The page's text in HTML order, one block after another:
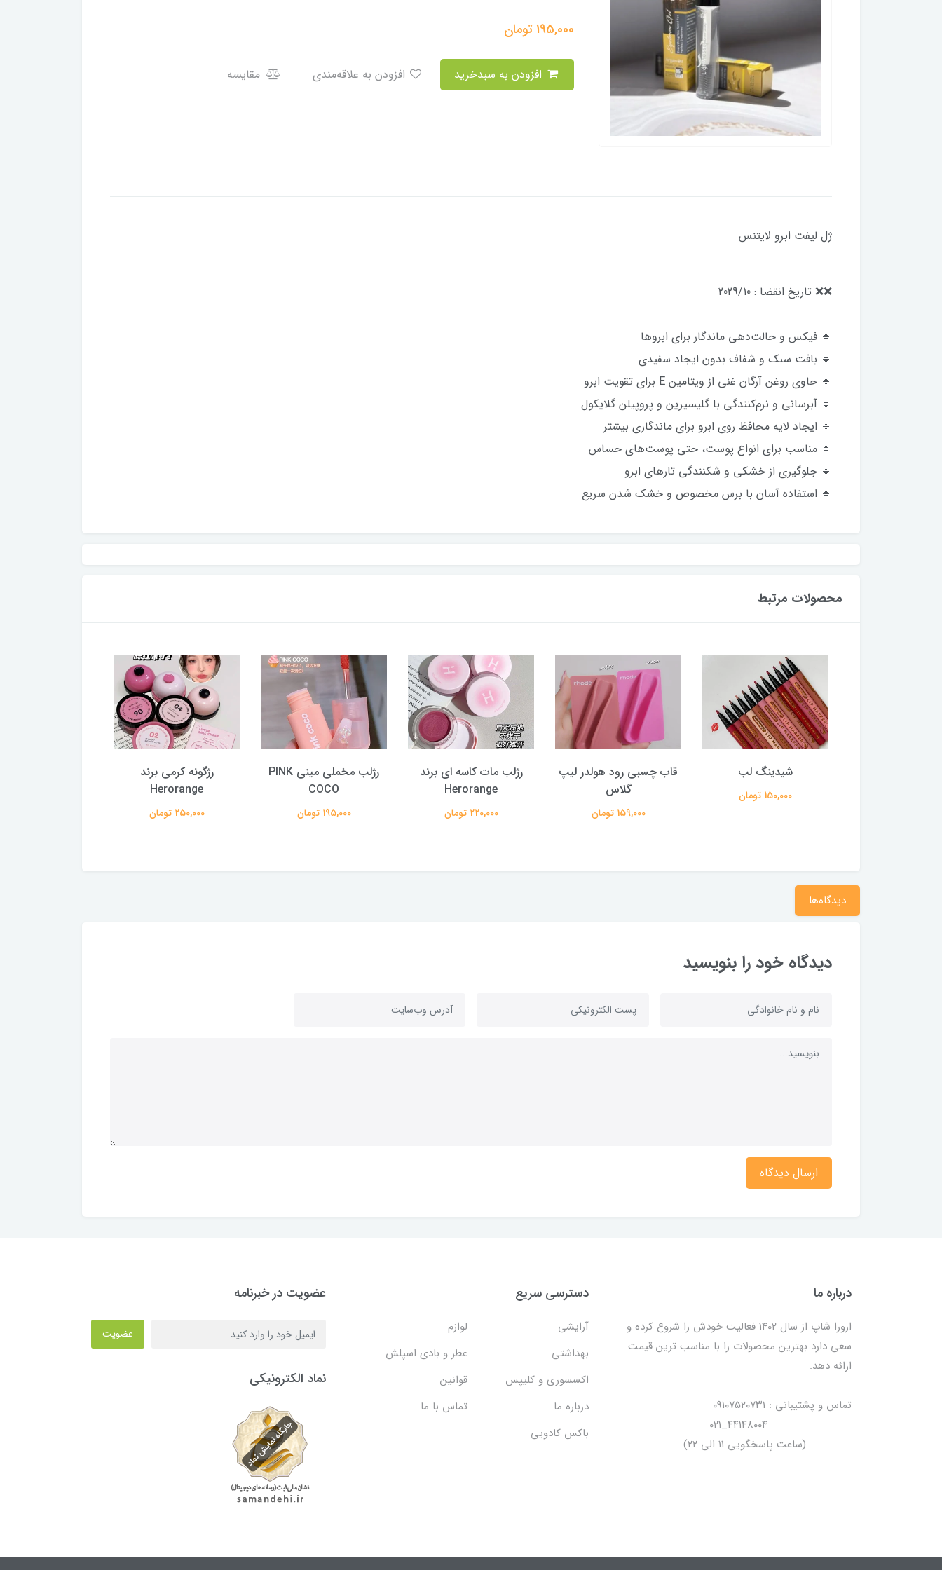
195,000تومان
مقایسه
ژل لیفت ابرو لایتنس
❌️❌️ تاریخ انقضا : 2029/10
🔹 فیکس و حالت‌دهی ماندگار برای ابروها
🔹 بافت سبک و شفاف بدون ایجاد سفیدی
🔹 حاوی روغن آرگان غنی از ویتامین E برای تقویت ابرو
🔹 آبرسانی و نرم‌کنندگی با گلیسیرین و پروپیلن گلایکول
🔹 ایجاد لایه محافظ روی ابرو برای ماندگاری بیشتر
🔹 مناسب برای انواع پوست، حتی پوست‌های حساس
🔹 جلوگیری از خشکی و شکنندگی تارهای ابرو
🔹 استفاده آسان با برس مخصوص و خشک شدن سریع
محصولات مرتبط
شیدینگ لب
150,000 تومان
قاب چسبی رود هولدر لیپ
گلاس
159,000 تومان
رژلب مات کاسه ای برند
Herorange
220,000 تومان
رژلب مخملی مینی PINK
COCO
195,000 تومان
رژگونه کرمی برند
Herorange
250,000 تومان
دیدگاه‌ها
دیدگاه خود را بنویسید
ارسال دیدگاه
درباره ما
ارورا شاپ از سال ۱۴۰۲ فعالیت خودش را شروع کرده و
سعی دارد بهترین محصولات را با مناسب ترین قیمت
ارائه دهد.
تماس و پشتیبانی : ۰۹۱۰۷۵۲۰۷۳۱
(ساعت پاسخگویی ۱۱ الی ۲۲)
دسترسی سریع
آرایشی
لوازم
بهداشتی
عطر و بادی اسپلش
اکسسوری و کلیپس
قوانین
درباره ما
تماس با ما
باکس کادویی
عضویت در خبرنامه
عضویت
نماد الکترونیکی